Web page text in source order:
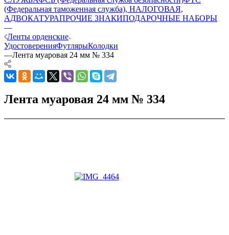
(Федеральная таможенная служба), НАЛОГОВАЯ,
АДВОКАТУРАПРОЧИЕ ЗНАКИПОДАРОЧНЫЕ НАБОРЫ
—
Ленты орденские
УдостоверенияФутлярыКолодки
—Лента муаровая 24 мм № 334
Лента муаровая 24 мм № 334